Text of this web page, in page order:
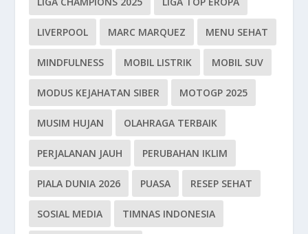
LIVERPOOL MARC MARQUEZ MENU SEHAT
MINDFULNESS MOBIL LISTRIK MOBIL SUV
MODUS KEJAHATAN SIBER MOTOGP 2025
MUSIM HUJAN OLAHRAGA TERBAIK
PERJALANAN JAUH PERUBAHAN IKLIM
PIALA DUNIA 2026 PUASA RESEP SEHAT
SOSIAL MEDIA TIMNAS INDONESIA